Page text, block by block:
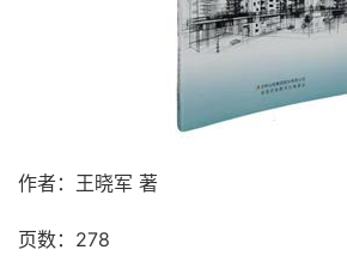
作者：王晓军 著
页数：278